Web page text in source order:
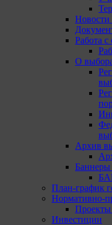
Работа
О
Архив
Баннеры
План-график
Нормативно-
Проекты
Инвестиции